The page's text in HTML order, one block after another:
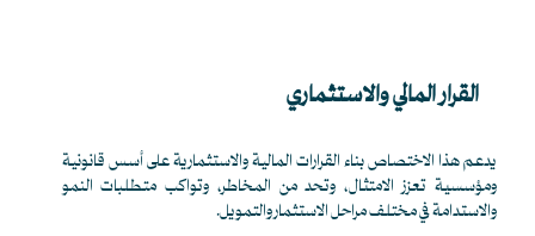
القرار المالي والاستثماري
يدعم هذا الاختصاص بناء القرارات المالية والاستثمارية على أسس قانونية
ومؤسسية تعزز الامتثال، وتحد من المخاطر، وتواكب متطلبات النمو
والاستدامة في مختلف مراحل الاستثمار والتمويل.